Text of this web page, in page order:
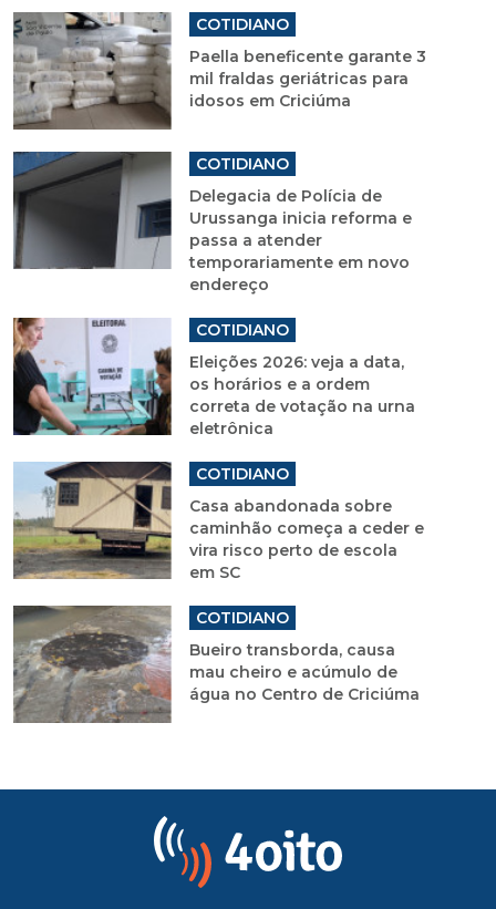
COTIDIANO
Paella beneficente garante 3
mil fraldas geriátricas para
idosos em Criciúma
COTIDIANO
Delegacia de Polícia de
Urussanga inicia reforma e
passa a atender
temporariamente em novo
endereço
COTIDIANO
Eleições 2026: veja a data,
os horários e a ordem
correta de votação na urna
eletrônica
COTIDIANO
Casa abandonada sobre
caminhão começa a ceder e
vira risco perto de escola
em SC
COTIDIANO
Bueiro transborda, causa
mau cheiro e acúmulo de
água no Centro de Criciúma